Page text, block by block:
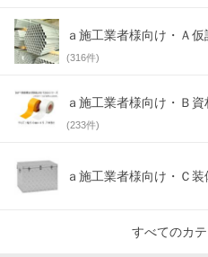
ａ施工業者様向け・Ａ
(316件)
ａ施工業者様向け・Ｂ
(233件)
ａ施工業者様向け・Ｃ装
すべてのカ